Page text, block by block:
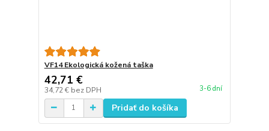
VF14 Ekologická kožená taška
42,71 €
34,72 € bez DPH 3-6 dní
Pridať do košíka